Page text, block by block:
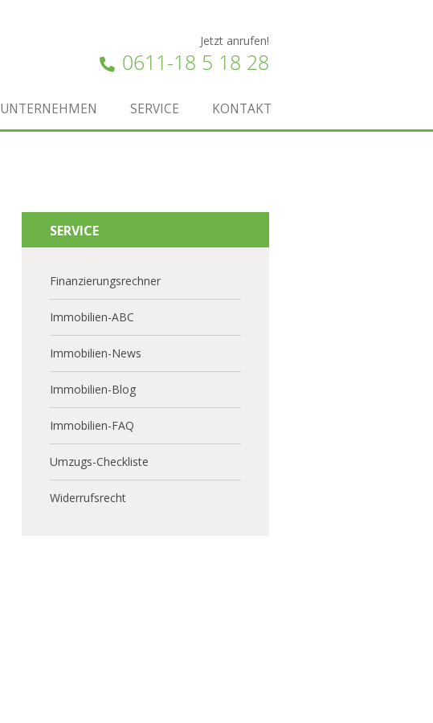
Jetzt anrufen!
0611-18 5 18 28
UNTERNEHMEN SERVICE KONTAKT
SERVICE
Finanzierungsrechner
Immobilien-ABC
Immobilien-News
Immobilien-Blog
Immobilien-FAQ
Umzugs-Checkliste
Widerrufsrecht